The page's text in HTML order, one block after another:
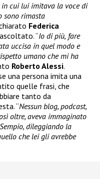
in cui lui imitava la voce di
sono rimasta
Federica
“Io di più, fare
uccisa in quel modo e
umano che mi ha
Roberto Alessi.
una persona imita una
quelle frasi, che
tanto da
“Nessun blog, podcast,
oltre, aveva immaginato
dileggiando la
che lei gli avrebbe